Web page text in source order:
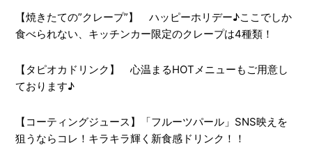
【焼きたての”クレープ”】 ハッピーホリデー♪ここでしか
食べられない、キッチンカー限定のクレープは4種類！
【タピオカドリンク】 心温まるHOTメニューもご用意し
ております♪
【コーティングジュース】「フルーツパール」SNS映えを
狙うならコレ！キラキラ輝く新食感ドリンク！！